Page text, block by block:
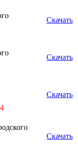
Скачать
Скачать
Скачать
Скачать